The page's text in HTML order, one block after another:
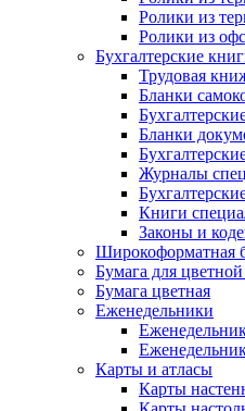
Ролики из
Ролики из
Бухгалтерские
Трудовая
Бланки
Бланки
Журналы
Книги
Законы и
Широкоформатная
Бумага для
Бумага цветная
Еженедельники
Карты и атласы
Карты